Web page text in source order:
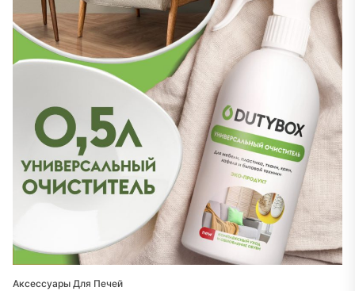
Аксессуары Для Печей